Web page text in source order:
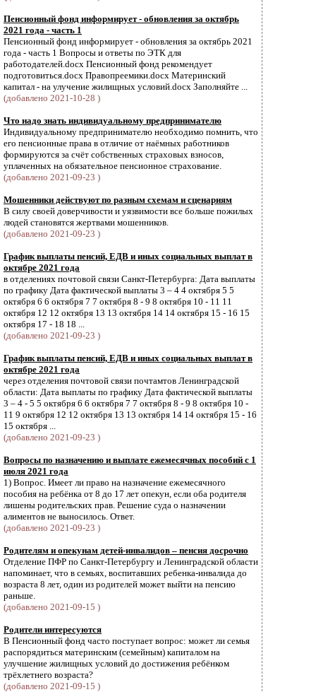
Пенсионный фонд информирует - обновления за октябрь
2021 года - часть 1
Пенсионный фонд информирует - обновления за октябрь 2021
года - часть 1 Вопросы и ответы по ЭТК для
работодателей.docx Пенсионный фонд рекомендует
подготовиться.docx Правопреемики.docx Материнский
капитал - на улучение жилищных условий.docx Заполняйте ...
(добавлено 2021-10-28 )
Что надо знать индивидуальному предпринимателю
Индивидуальному предпринимателю необходимо помнить, что
его пенсионные права в отличие от наёмных работников
формируются за счёт собственных страховых взносов,
уплаченных на обязательное пенсионное страхование.
(добавлено 2021-09-23 )
Мошенники действуют по разным схемам и сценариям
В силу своей доверчивости и уязвимости все больше пожилых
людей становятся жертвами мошенников.
(добавлено 2021-09-23 )
График выплаты пенсий, ЕДВ и иных социальных выплат в
октябре 2021 года
в отделениях почтовой связи Санкт-Петербурга: Дата выплаты
по графику Дата фактической выплаты 3 – 4 4 октября 5 5
октября 6 6 октября 7 7 октября 8 - 9 8 октября 10 - 11 11
октября 12 12 октября 13 13 октября 14 14 октября 15 - 16 15
октября 17 - 18 18 ...
(добавлено 2021-09-23 )
График выплаты пенсий, ЕДВ и иных социальных выплат в
октябре 2021 года
через отделения почтовой связи почтамтов Ленинградской
области: Дата выплаты по графику Дата фактической выплаты
3 – 4 - 5 5 октября 6 6 октября 7 7 октября 8 - 9 8 октября 10 -
11 9 октября 12 12 октября 13 13 октября 14 14 октября 15 - 16
15 октября ...
(добавлено 2021-09-23 )
Вопросы по назначению и выплате ежемесячных пособий с 1
июля 2021 года
1) Вопрос. Имеет ли право на назначение ежемесячного
пособия на ребёнка от 8 до 17 лет опекун, если оба родителя
лишены родительских прав. Решение суда о назначении
алиментов не выносилось. Ответ.
(добавлено 2021-09-23 )
Родителям и опекунам детей-инвалидов – пенсия досрочно
Отделение ПФР по Санкт-Петербургу и Ленинградской области
напоминает, что в семьях, воспитавших ребенка-инвалида до
возраста 8 лет, один из родителей может выйти на пенсию
раньше.
(добавлено 2021-09-15 )
Родители интересуются
В Пенсионный фонд часто поступает вопрос: может ли семья
распорядиться материнским (семейным) капиталом на
улучшение жилищных условий до достижения ребёнком
трёхлетнего возраста?
(добавлено 2021-09-15 )